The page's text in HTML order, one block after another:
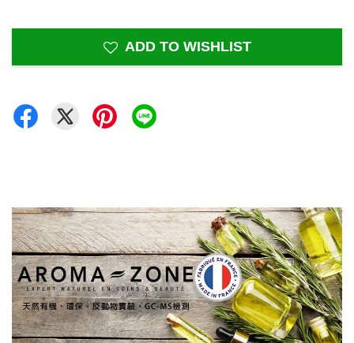
ADD TO WISHLIST